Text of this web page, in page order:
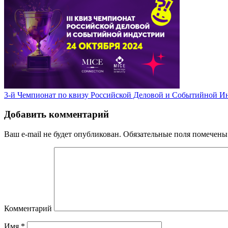
3-й Чемпионат по квизу Российской Деловой и Событийной
Добавить комментарий
Ваш e-mail не будет опубликован. Обязательные поля помечены
Комментарий
Имя *